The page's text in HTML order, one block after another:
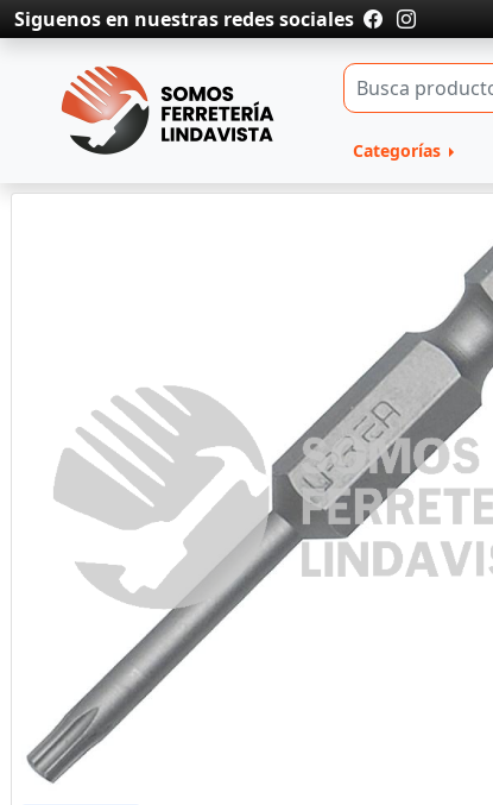
Siguenos en nuestras redes sociales
Categorías